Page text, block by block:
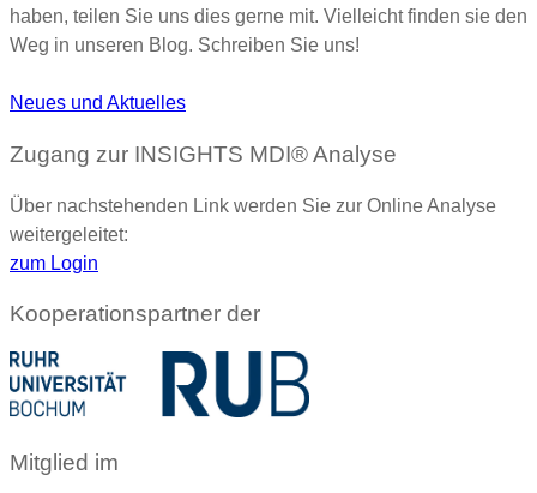
haben, teilen Sie uns dies gerne mit. Vielleicht finden sie den
Weg in unseren Blog. Schreiben Sie uns!
Neues und Aktuelles
Zugang zur INSIGHTS MDI® Analyse
Über nachstehenden Link werden Sie zur Online Analyse
weitergeleitet:
zum Login
Kooperationspartner der
Mitglied im